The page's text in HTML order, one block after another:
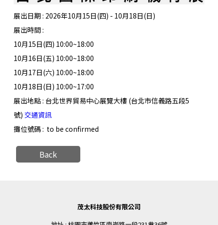
展出日期 : 2026年10月15日(四) - 10月18日(日)
展出時間 :
10月15日(四) 10:00~18:00
10月16日(五) 10:00~18:00
10月17日(六) 10:00~18:00
10月18日(日) 10:00~17:00
展出地點 : 台北世界貿易中心展覽大樓 (台北市信義路五段5
號) 交通資訊
攤位號碼 : to be confirmed
Back
茂太科技股份有限公司